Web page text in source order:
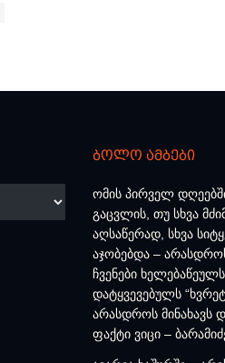
ბოლო ამბები
ომის პირველ
გაცვლის, თუ სხვა
აღსაწერად, სხვა
აჯობებდა –
ჩვენები
დატყვევებულს
არასდროს მინახავს
ფაქტი ვიცი –